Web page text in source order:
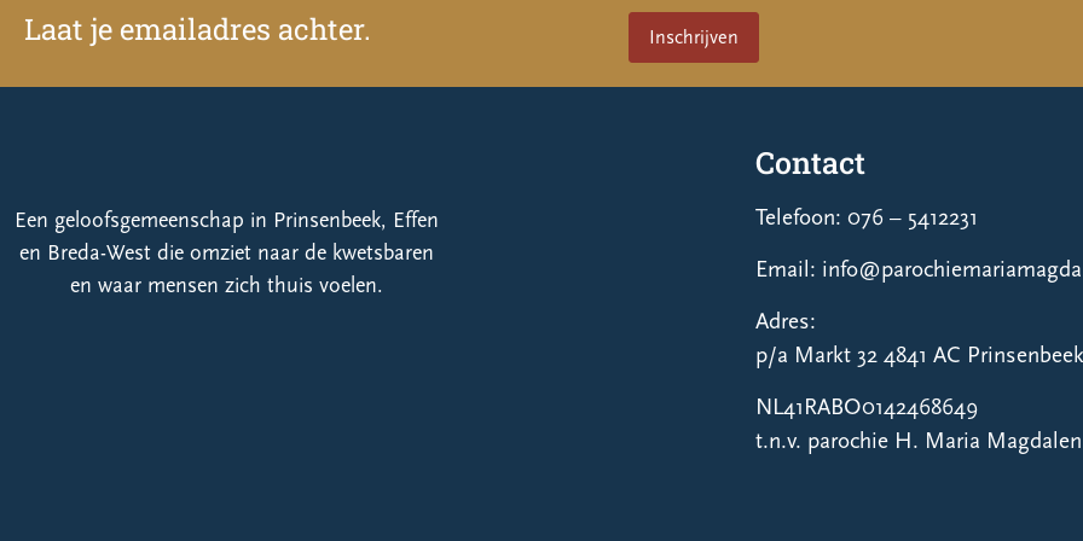
Laat je emailadres achter.
Een geloofsgemeenschap in Prinsenbeek, Effen
en Breda-West die omziet naar de kwetsbaren
en waar mensen zich thuis voelen.
Contact
Telefoon: 076 – 5412231
Email:
Adres:
p/a Markt 32 4841 AC
NL41RABO0142468649
t.n.v. parochie H. Maria